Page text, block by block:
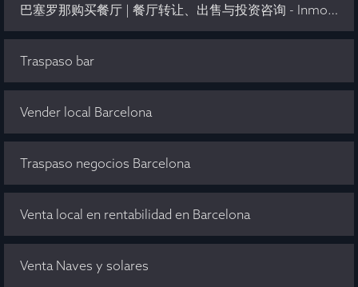
巴塞罗那购买餐厅 | 餐厅转让、出售与投资咨询 - Inmo Olaya
Traspaso bar
Vender local Barcelona
Traspaso negocios Barcelona
Venta local en rentabilidad en Barcelona
Venta Naves y solares